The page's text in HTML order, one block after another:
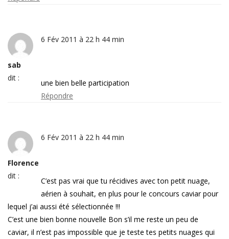
sab
dit :
6 Fév 2011 à 22 h 44 min
une bien belle participation
Répondre
Florence
dit :
6 Fév 2011 à 22 h 44 min
C’est pas vrai que tu récidives avec ton petit nuage,
aérien à souhait, en plus pour le concours caviar pour
lequel j’ai aussi été sélectionnée !!!
C’est une bien bonne nouvelle Bon s’il me reste un peu de
caviar, il n’est pas impossible que je teste tes petits nuages qui